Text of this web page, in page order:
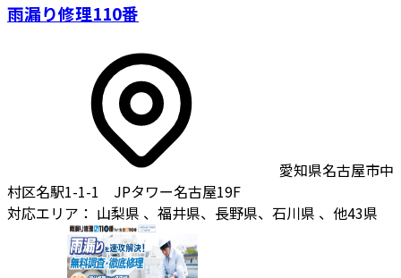
雨漏り修理110番
愛知県名古屋市中
村区名駅1-1-1 JPタワー名古屋19F
対応エリア： 山梨県 、福井県、長野県、石川県 、他43県